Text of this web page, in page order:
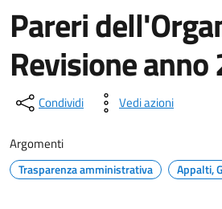
Pareri
Revisione anno
Condividi Vedi azioni
Argomenti
Trasparenza amministrativa Appalti,